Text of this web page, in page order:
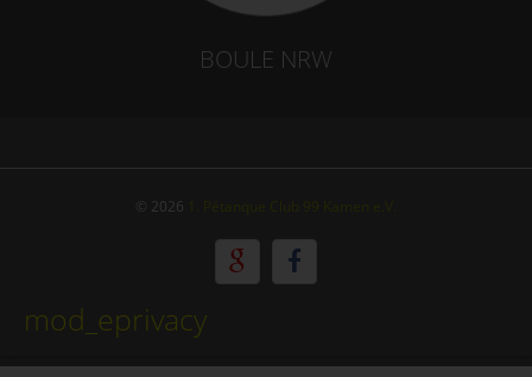
BOULE NRW
© 2026
mod_eprivacy